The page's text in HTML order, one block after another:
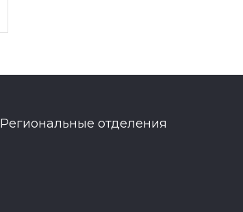
Региональные отделения